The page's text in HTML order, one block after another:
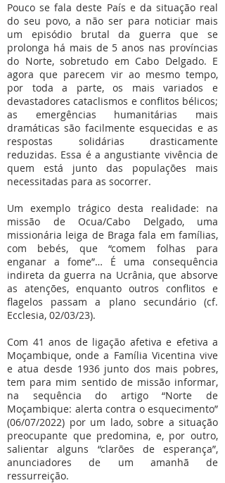
Pouco se fala deste País e da situação real
do seu povo, a não ser para noticiar mais
um episódio brutal da guerra que se
prolonga há mais de 5 anos nas províncias
do Norte, sobretudo em Cabo Delgado. E
agora que parecem vir ao mesmo tempo,
por toda a parte, os mais variados e
devastadores cataclismos e conflitos bélicos;
as emergências humanitárias mais
dramáticas são facilmente esquecidas e as
respostas solidárias drasticamente
reduzidas. Essa é a angustiante vivência de
quem está junto das populações mais
necessitadas para as socorrer.
Um exemplo trágico desta realidade: na
missão de Ocua/Cabo Delgado, uma
missionária leiga de Braga fala em famílias,
com bebés, que “comem folhas para
enganar a fome”… É uma consequência
indireta da guerra na Ucrânia, que absorve
as atenções, enquanto outros conflitos e
flagelos passam a plano secundário (cf.
Ecclesia, 02/03/23).
Com 41 anos de ligação afetiva e efetiva a
Moçambique, onde a Família Vicentina vive
e atua desde 1936 junto dos mais pobres,
tem para mim sentido de missão informar,
na sequência do artigo “Norte de
Moçambique: alerta contra o esquecimento”
(06/07/2022) por um lado, sobre a situação
preocupante que predomina, e, por outro,
salientar alguns “clarões de esperança”,
anunciadores de um amanhã de
ressurreição.